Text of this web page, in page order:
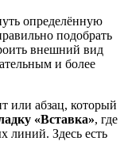
определённую
подобрать
внешний вид
и более
или абзац, который
«Вставка», где
линий. Здесь есть